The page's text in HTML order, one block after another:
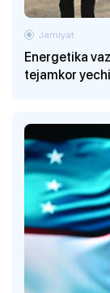
Energetika
tejamkor
Jamiyat